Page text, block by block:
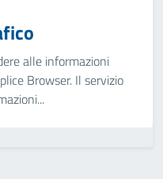
alle informazioni
Browser. Il servizio